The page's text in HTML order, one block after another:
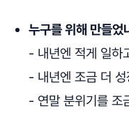
누구를 위해 만들었
- 내년엔 적게 일하
- 내년엔 조금 더
- 연말 분위기를 조